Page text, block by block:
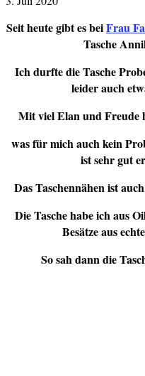
Seit heute gibt es beiFrau
Tasche
Ich durfte die Tasche
leider auch
Mit viel Elan und Freude
was für mich auch kein
ist sehr gut
Das Taschennähen ist
Die Tasche habe ich aus
Besätze aus
So sah dann die